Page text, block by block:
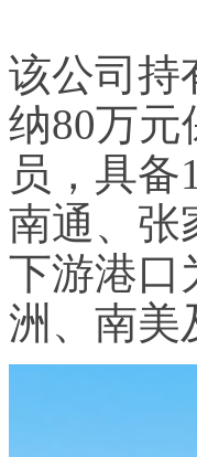
该公司持
纳80万元
员，具
南通、张
下游港口
洲、南美